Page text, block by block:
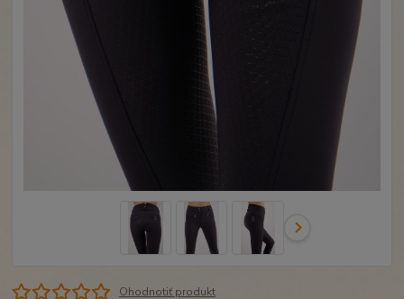
Ohodnotiť produkt